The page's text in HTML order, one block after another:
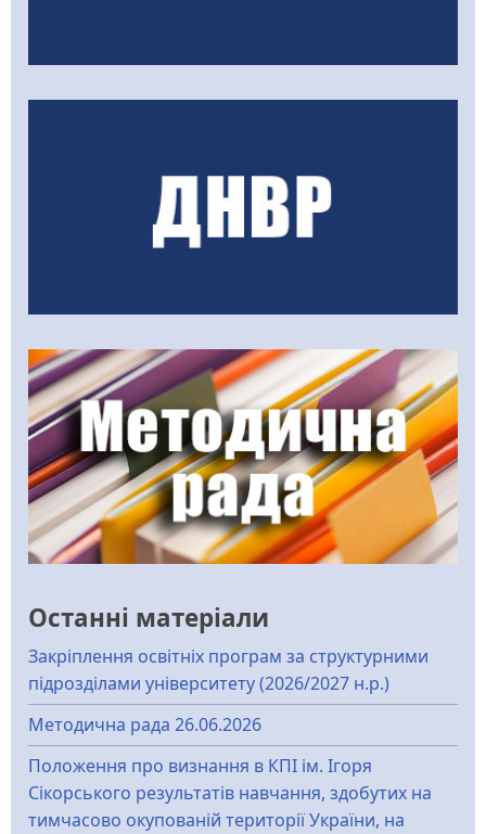
Останні матеріали
Закріплення освітніх програм за структурними
підрозділами університету (2026/2027 н.р.)
Методична рада 26.06.2026
Положення про визнання в КПІ ім. Ігоря
Сікорського результатів навчання, здобутих на
тимчасово окупованій території України, на